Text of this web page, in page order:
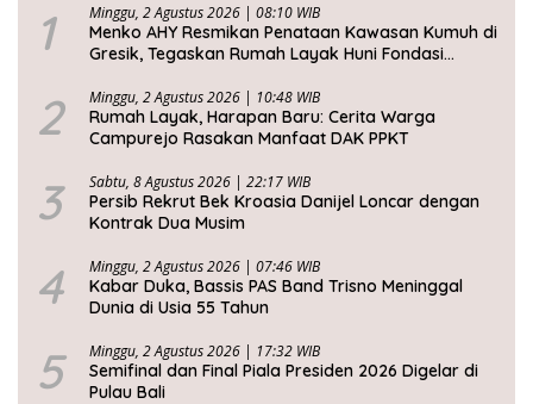
1 Minggu, 2 Agustus 2026 | 08:10 WIB
Menko AHY Resmikan Penataan Kawasan Kumuh di
Gresik, Tegaskan Rumah Layak Huni Fondasi
2 Minggu, 2 Agustus 2026 | 10:48 WIB
Rumah Layak, Harapan Baru: Cerita Warga
Campurejo Rasakan Manfaat DAK PPKT
3 Sabtu, 8 Agustus 2026 | 22:17 WIB
Persib Rekrut Bek Kroasia Danijel Loncar dengan
Kontrak Dua Musim
4 Minggu, 2 Agustus 2026 | 07:46 WIB
Kabar Duka, Bassis PAS Band Trisno Meninggal
Dunia di Usia 55 Tahun
5 Minggu, 2 Agustus 2026 | 17:32 WIB
Semifinal dan Final Piala Presiden 2026 Digelar di
Pulau Bali